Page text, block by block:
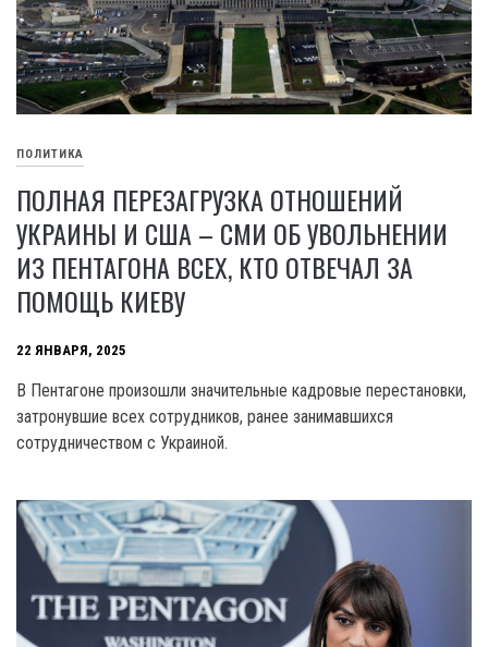
ПОЛИТИКА
ПОЛНАЯ ПЕРЕЗАГРУЗКА ОТНОШЕНИЙ
УКРАИНЫ И США – СМИ ОБ УВОЛЬНЕНИИ
ИЗ ПЕНТАГОНА ВСЕХ, КТО ОТВЕЧАЛ ЗА
ПОМОЩЬ КИЕВУ
22 ЯНВАРЯ, 2025
В Пентагоне произошли значительные кадровые перестановки,
затронувшие всех сотрудников, ранее занимавшихся
сотрудничеством с Украиной.